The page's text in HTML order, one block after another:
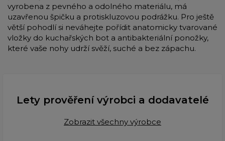
vyrobena z pevného a odolného materiálu, má
uzavřenou špičku a protiskluzovou podrážku. Pro ještě
větší pohodlí si neváhejte pořídit anatomicky tvarované
vložky do kuchařských bot a antibakteriální ponožky,
které vaše nohy udrží svěží, suché a bez zápachu.
Lety prověření výrobci a dodavatelé
Zobrazit všechny výrobce